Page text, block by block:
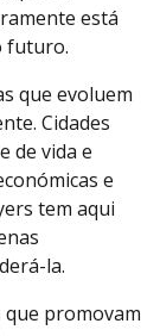
está
futuro.
que evoluem
Cidades
de vida e
e
tem aqui
la.
que promovam